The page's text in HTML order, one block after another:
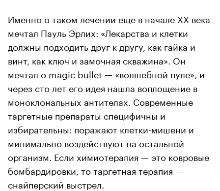
Именно о таком лечении еще в начале ХХ века
мечтал Пауль Эрлих: «Лекарства и клетки
должны подходить друг к другу, как гайка и
винт, как ключ и замочная скважина». Он
мечтал о magic bullet — «волшебной пуле», и
через сто лет его идея нашла воплощение в
моноклональных антителах. Современные
таргетные препараты специфичны и
избирательны: поражают клетки-мишени и
минимально воздействуют на остальной
организм. Если химиотерапия — это ковровые
бомбардировки, то таргетная терапия —
снайперский выстрел.